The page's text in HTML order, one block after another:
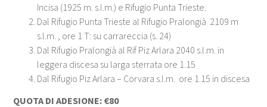
Incisa (1925 m. s.l.m.) e Rifugio Punta Trieste.
Dal Rifugio Punta Trieste al Rifugio Pralongià 2109 m
s.l.m. , ore 1 T: su carrareccia (s. 24)
Dal Rifugio Pralongià al Rif Piz Arlara 2040 s.l.m. in
leggera discesa su larga sterrata ore 1.15
Dal Rifugio Piz Arlara – Corvara s.l.m. ore 1.15 in discesa
QUOTA DI ADESIONE: €80